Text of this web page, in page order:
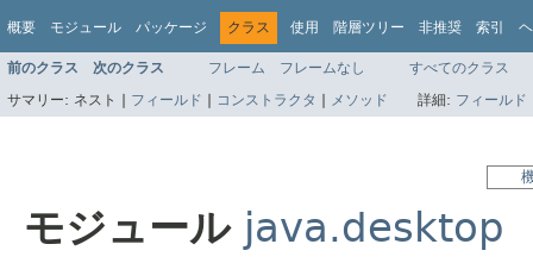
概要 モジュール パッケージ クラス 使用 階層ツリー 非推奨 索引
前のクラス 次のクラス フレーム フレームなし
すべてのクラス
サマリー: ネスト | フィールド | コンストラクタ | メソッド 詳細: フィールド
モジュール java.desktop